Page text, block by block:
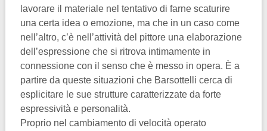
lavorare il materiale nel tentativo di farne scaturire
una certa idea o emozione, ma che in un caso come
nell’altro, c’è nell’attività del pittore una elaborazione
dell’espressione che si ritrova intimamente in
connessione con il senso che è messo in opera. È a
partire da queste situazioni che Barsottelli cerca di
esplicitare le sue strutture caratterizzate da forte
espressività e personalità.
Proprio nel cambiamento di velocità operato